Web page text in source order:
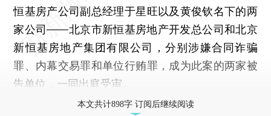
恒基房产公司副总经理于星旺以及黄俊钦名下的两
家公司——北京市新恒基房地产开发总公司和北京
新恒基房地产集团有限公司，分别涉嫌合同诈骗
罪、内幕交易罪和单位行贿罪，成为此案的两家被
告单位，一同出庭受审。
本文共计898字 订阅后继续阅读